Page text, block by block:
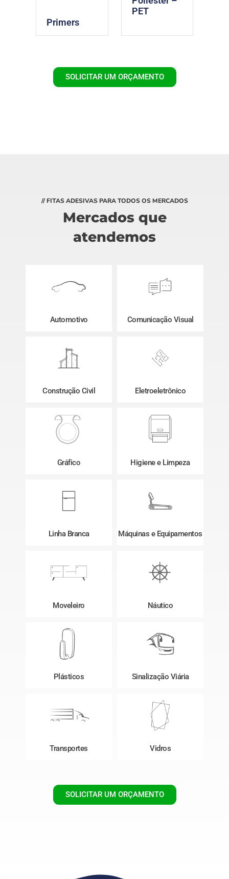
Primers
PET
SOLICITAR UM ORÇAMENTO
// FITAS ADESIVAS PARA TODOS OS MERCADOS
Mercados que
atendemos
Automotivo Comunicação Visual
Construção Civil Eletroeletrônico
Gráfico Higiene e Limpeza
Linha Branca Máquinas e Equipamentos
Moveleiro Náutico
Plásticos Sinalização Viária
Transportes Vidros
SOLICITAR UM ORÇAMENTO